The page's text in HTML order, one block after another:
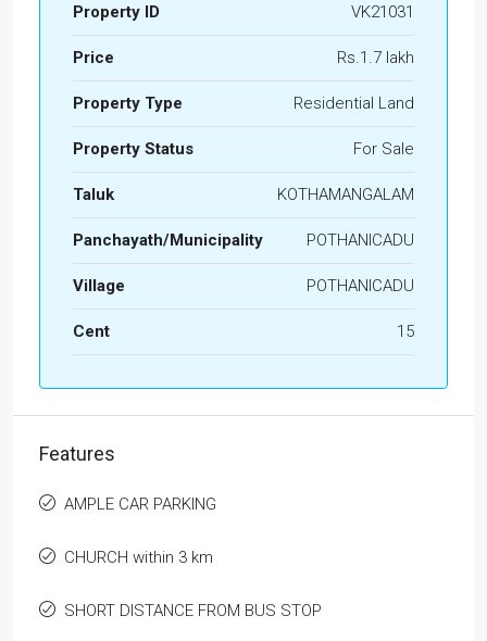
Property ID VK21031
Price Rs.1.7 lakh
Property Type Residential Land
Property Status For Sale
Taluk KOTHAMANGALAM
Panchayath/Municipality POTHANICADU
Village POTHANICADU
Cent 15
Features
AMPLE CAR PARKING
CHURCH within 3 km
SHORT DISTANCE FROM BUS STOP